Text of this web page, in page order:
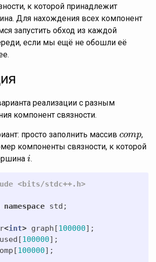
к которой принадлежит
Для нахождения всех компонент
запустить обход из каждой
если мы ещё не обошли её
реализации с разным
компонент связности.
просто заполнить массив comp
comp ,
компоненты связности, к которой
i
i.
#include <bits/stdc++.h>
namespace std ;
<int> graph [100000];
used [100000];
[100000];